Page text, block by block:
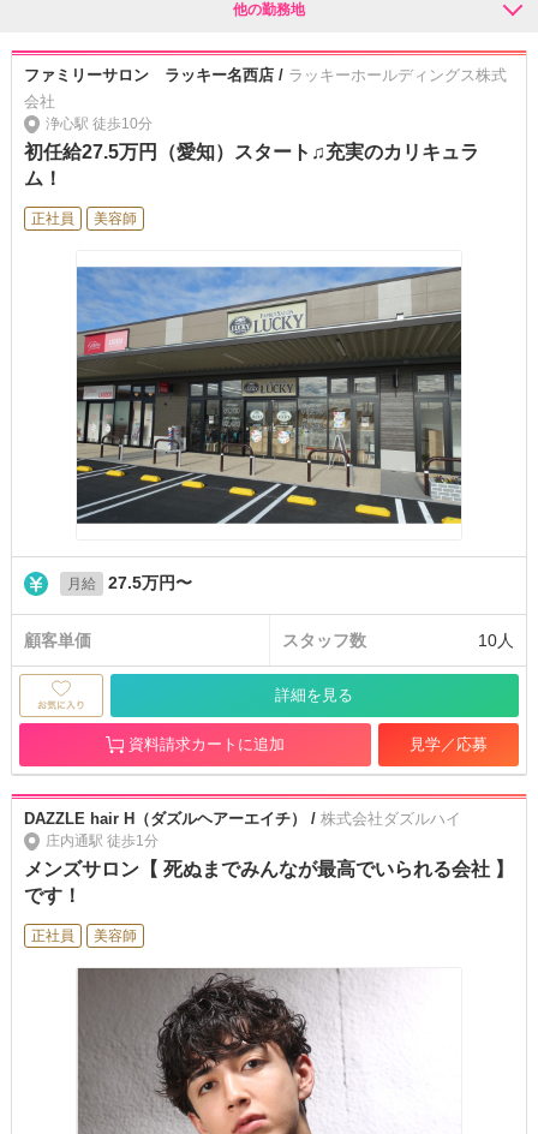
他の勤務地
ファミリーサロン ラッキー名西店 / ラッキーホールディングス株式
会社
浄心駅 徒歩10分
初任給27.5万円（愛知）スタート♫充実のカリキュラ
ム！
正社員 美容師
月給 27.5万円〜
顧客単価 スタッフ数 10人
詳細を見る
資料請求カートに追加 見学／応募
DAZZLE hair H（ダズルヘアーエイチ） / 株式会社ダズルハイ
庄内通駅 徒歩1分
メンズサロン【 死ぬまでみんなが最高でいられる会社 】
です！
正社員 美容師